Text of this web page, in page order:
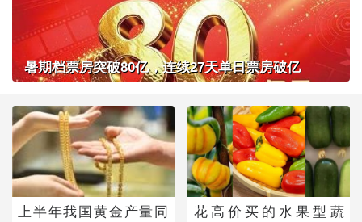
暑期档票房突破80亿，连续27天单日票房破亿
上半年我国黄金产量同
花高价买的水果型蔬